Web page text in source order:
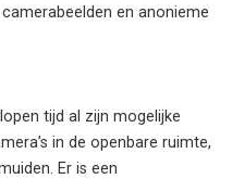
en anonieme
tijd al zijn mogelijke
in de openbare ruimte,
Er is een